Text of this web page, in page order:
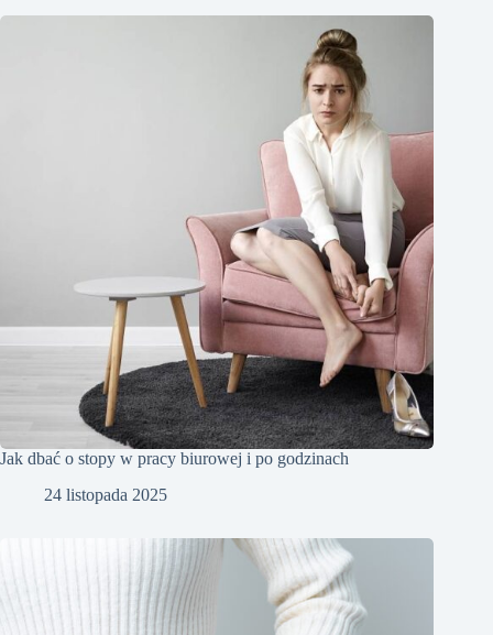
Jak dbać o stopy w pracy biurowej i po godzinach
24 listopada 2025